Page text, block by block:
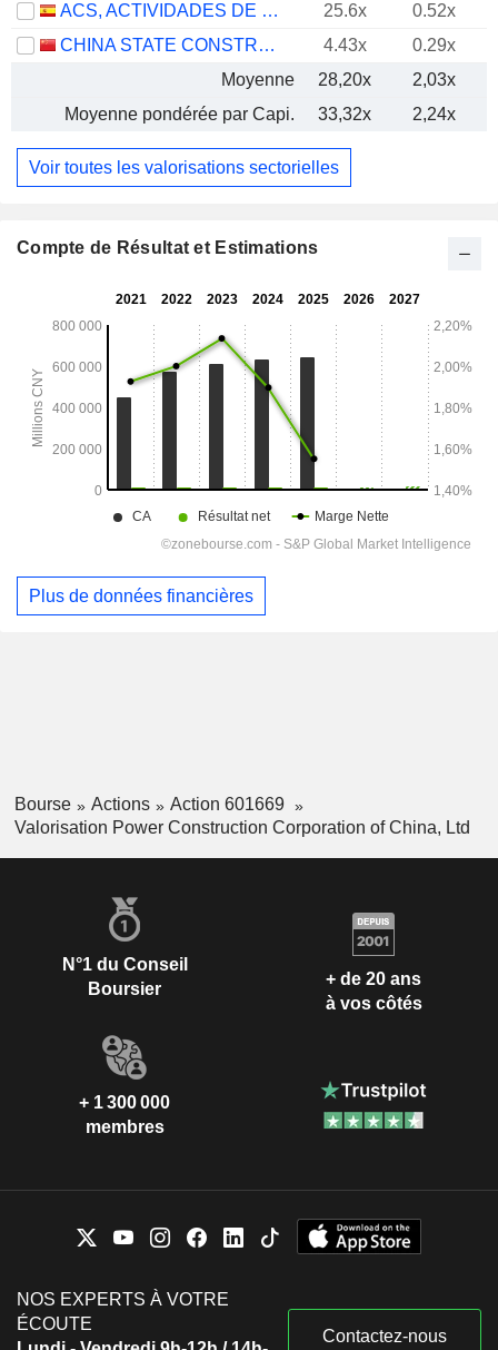
ACS, ACTIVIDADES DE CONSTRUCCIÓN Y SERVICIOS, S.A.
25.6x
0.52x
CHINA STATE CONSTRUCTION ENGINEERING CORPORATION LIMITED
4.43x
0.29x
Moyenne
28,20x 2,03x
Moyenne pondérée par Capi.
33,32x 2,24x
Voir toutes les valorisations sectorielles
Compte de Résultat et Estimations
Plus de données financières
Bourse Actions
Action 601669
Valorisation Power Construction Corporation of China, Ltd
N°1 du Conseil
Boursier
+ de 20 ans
à vos côtés
+ 1 300 000
membres
NOS EXPERTS À VOTRE
ÉCOUTE
Contactez-nous